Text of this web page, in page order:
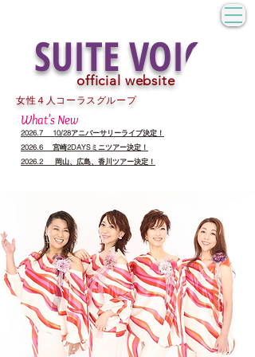
official website
​SUITE VOICE
​女性４人コーラスグループ
What's New
2026.7 10/28アニバーサリーライブ決定！
2026.6 宮崎2DAYSミニツアー決定！
2026.2 岡山、広島、香川ツアー決定！